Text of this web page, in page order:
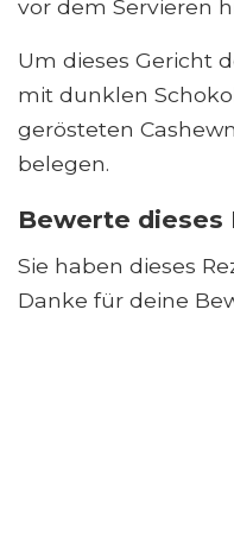
vor dem Servieren
Um dieses Gericht
mit dunklen
gerösteten
belegen.
Bewerte dieses
Sie haben dieses
Danke für deine